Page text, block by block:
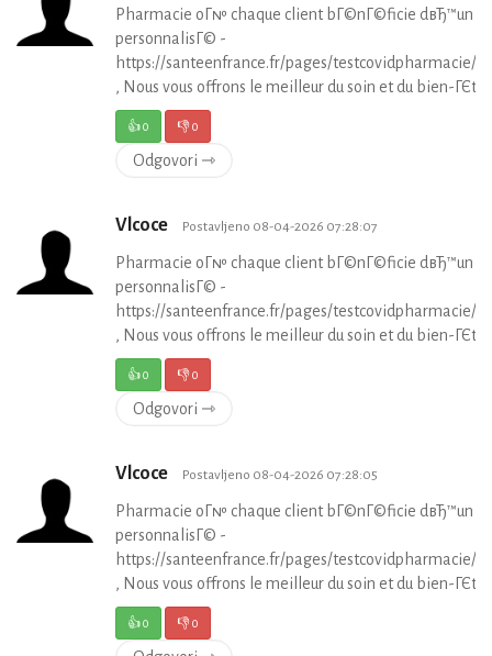
Pharmacie oГ№ chaque client bГ©nГ©ficie dвЂ™un
personnalisГ© -
https://santeenfrance.fr/pages/testcovidpharmacie/
, Nous vous offrons le meilleur du soin et du bien-ГЄtre
👍0 👎0
Odgovori ⇾
Vlcoce Postavljeno 08-04-2026 07:28:07
Pharmacie oГ№ chaque client bГ©nГ©ficie dвЂ™un
personnalisГ© -
https://santeenfrance.fr/pages/testcovidpharmacie/
, Nous vous offrons le meilleur du soin et du bien-ГЄtre
👍0 👎0
Odgovori ⇾
Vlcoce Postavljeno 08-04-2026 07:28:05
Pharmacie oГ№ chaque client bГ©nГ©ficie dвЂ™un
personnalisГ© -
https://santeenfrance.fr/pages/testcovidpharmacie/
, Nous vous offrons le meilleur du soin et du bien-ГЄtre
👍0 👎0